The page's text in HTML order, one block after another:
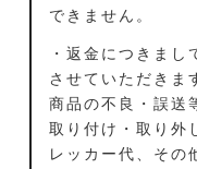
できません。
・返金につきまし
させていただきま
商品の不良・誤送
取り付け・取り外
レッカー代、その